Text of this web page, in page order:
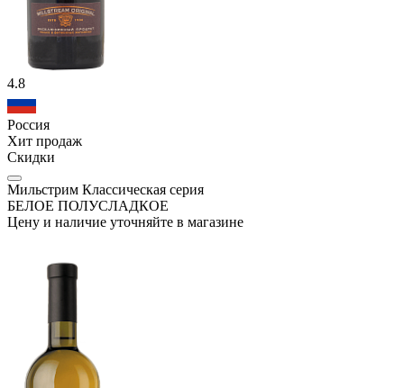
4.8
Россия
Хит продаж
Скидки
Мильстрим Классическая серия
БЕЛОЕ ПОЛУСЛАДКОЕ
Цену и наличие уточняйте в магазине